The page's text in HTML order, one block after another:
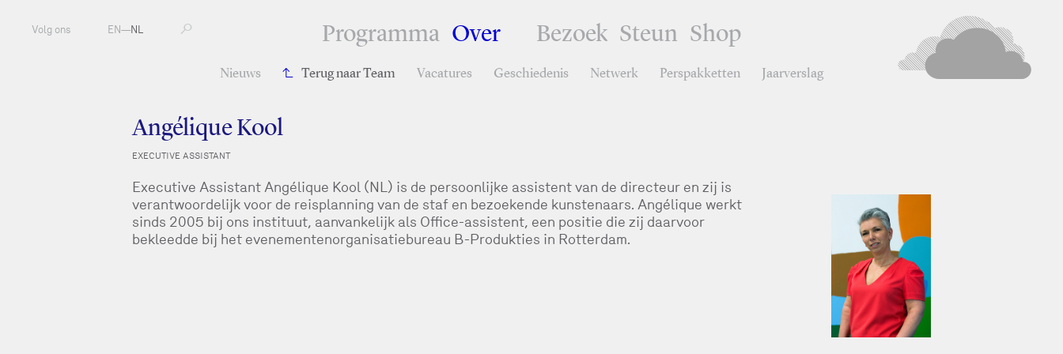
Programma Over Bezoek Steun Shop
Nieuws Terug naar Team Vacatures Geschiedenis Netwerk Perspakketten Jaarverslag
Volg ons EN—NL
Angélique Kool
EXECUTIVE ASSISTANT
Executive Assistant Angélique Kool (NL) is de persoonlijke assistent van de directeur en zij is
verantwoordelijk voor de reisplanning van de staf en bezoekende kunstenaars. Angélique werkt
sinds 2005 bij ons instituut, aanvankelijk als Office-assistent, een positie die zij daarvoor
bekleedde bij het evenementenorganisatiebureau B-Produkties in Rotterdam.